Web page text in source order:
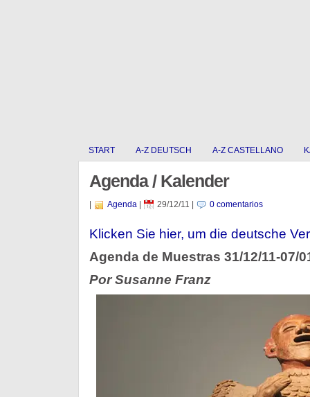
START A-Z DEUTSCH A-Z CASTELLANO
Agenda / Kalender
Agenda| 29/12/11 0 comentarios
Klicken Sie hier, um die deutsche
Agenda de Muestras 31/12/11-07/
Por Susanne Franz